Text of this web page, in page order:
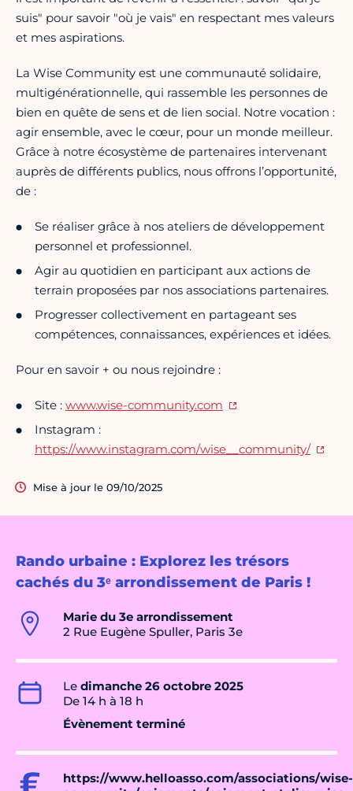
Rando urbaine : Explorez les trésors
cachés du 3ᵉ arrondissement de Paris !
Marie du 3e arrondissement
2 Rue Eugène Spuller, Paris 3e
Le dimanche 26 octobre 2025
De 14 h à 18 h
Évènement terminé
https://www.helloasso.com/associations/wise-
suis" pour savoir "où je vais" en respectant mes valeurs
et mes aspirations.
La Wise Community est une communauté solidaire,
multigénérationnelle, qui rassemble les personnes de
bien en quête de sens et de lien social. Notre vocation :
agir ensemble, avec le cœur, pour un monde meilleur.
Grâce à notre écosystème de partenaires intervenant
auprès de différents publics, nous offrons l’opportunité,
de :
Se réaliser grâce à nos ateliers de développement
personnel et professionnel.
Agir au quotidien en participant aux actions de
terrain proposées par nos associations partenaires.
Progresser collectivement en partageant ses
compétences, connaissances, expériences et idées.
Pour en savoir + ou nous rejoindre :
Site : www.wise-community.com
Instagram :
https://www.instagram.com/wise__community/
Mise à jour le 09/10/2025